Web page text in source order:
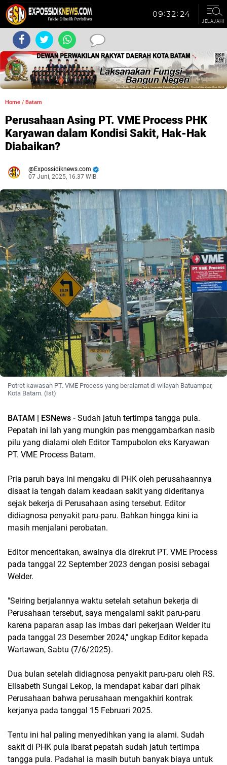
JELAJAHI
Home / Batam
Perusahaan Asing PT. VME Process PHK
Karyawan dalam Kondisi Sakit, Hak-Hak
Diabaikan?
Expossidiknews.com
07 Juni, 2025, 16.37 WIB.
Potret kawasan PT. VME Process yang beralamat di wilayah Batuampar,
Kota Batam. (Ist)
BATAM | ESNews - Sudah jatuh tertimpa tangga pula.
Pepatah ini lah yang mungkin pas menggambarkan nasib
pilu yang dialami oleh Editor Tampubolon eks Karyawan
PT. VME Process Batam.
Pria paruh baya ini mengaku di PHK oleh perusahaannya
disaat ia tengah dalam keadaan sakit yang dideritanya
sejak bekerja di Perusahaan asing tersebut. Editor
didiagnosa penyakit paru-paru. Bahkan hingga kini ia
masih menjalani perobatan.
Editor menceritakan, awalnya dia direkrut PT. VME Process
pada tanggal 22 September 2023 dengan posisi sebagai
Welder.
"Seiring berjalannya waktu setelah setahun bekerja di
Perusahaan tersebut, saya mengalami sakit paru-paru
karena paparan asap las imbas dari pekerjaan Welder itu
pada tanggal 23 Desember 2024," ungkap Editor kepada
Wartawan, Sabtu (7/6/2025).
Dua bulan setelah didiagnosa penyakit paru-paru oleh RS.
Elisabeth Sungai Lekop, ia mendapat kabar dari pihak
Perusahaan bahwa perusahaan mengakhiri kontrak
kerjanya pada tanggal 15 Februari 2025.
Tentu ini hal paling menyedihkan yang ia alami. Sudah
sakit di PHK pula ibarat pepatah sudah jatuh tertimpa
tangga pula. Padahal ia masih butuh banyak biaya untuk